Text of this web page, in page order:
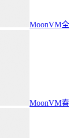
MoonVM
MoonVM